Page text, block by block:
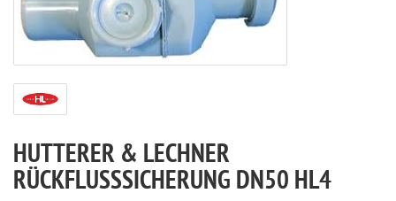
HUTTERER & LECHNER
RÜCKFLUSSSICHERUNG DN50 HL4